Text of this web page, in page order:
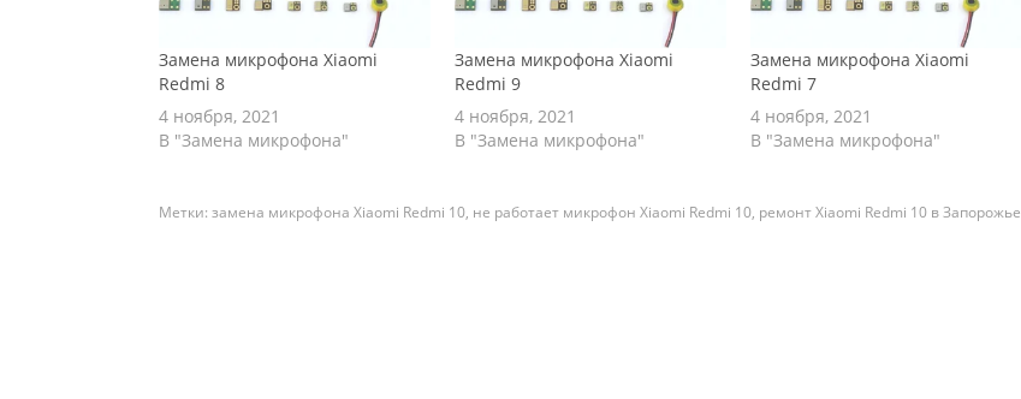
Замена микрофона Xiaomi
Redmi 8
4 ноября, 2021
В "Замена микрофона"
Замена микрофона Xiaomi
Redmi 9
4 ноября, 2021
В "Замена микрофона"
Замена микрофона Xiaomi
Redmi 7
4 ноября, 2021
В "Замена микрофона"
Метки: замена микрофона Xiaomi Redmi 10, не работает микрофон Xiaomi Redmi 10, ремонт Xiaomi Redmi 10 в Запорожье